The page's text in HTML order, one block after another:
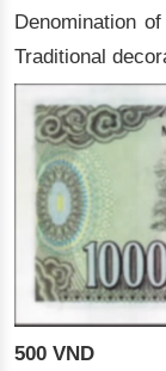
Denomination
Traditional
500 VND